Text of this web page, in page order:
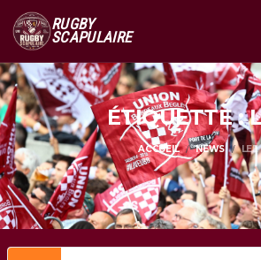
RUGBY
SCAPULAIRE
ÉTIQUETTE :
ACCUEIL NEWS LEE